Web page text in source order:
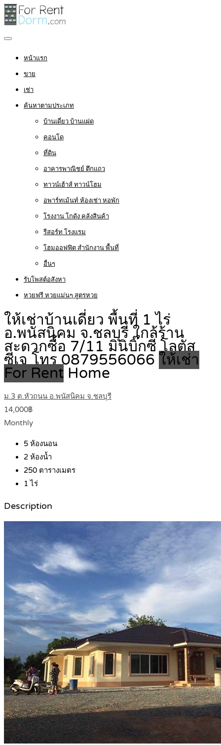
หน้าแรก
ขาย
เช่า
ค้นหาตามประเภท
บ้านเดี่ยว บ้านแฝด
คอนโด
ที่ดิน
อาคารพาณิชย์ ตึกแถว
ทาวน์เฮ้าส์ ทาวน์โฮม
อพาร์ทเม้นท์ ห้องเช่า หอพัก
โรงงาน โกดัง คลังสินค้า
รีสอร์ท โรงแรม
โฮมออฟฟิต สำนักงาน พื้นที่
อื่นๆ
รับโพสต์อสังหา
หวยฟรี หวยแม่นๆ สูตรหวย
ให้เช่าบ้านเดี่ยว พื้นที่ 1 ไร่
อ.พนัสนิคม จ.ชลบุรี ใกล้ร้าน
สะดวกซื้อ 7/11 มินิบิ๊กซี โลตัส
ซีเจ โทร 0879556066 ให้เช่า
For Rent Home
ม.3 ต.หัวถนน อ.พนัสนิคม จ.ชลบุรี
14,000฿
Monthly
5 ห้องนอน
2 ห้องน้ำ
250 ตารางเมตร
1 ไร่
Description